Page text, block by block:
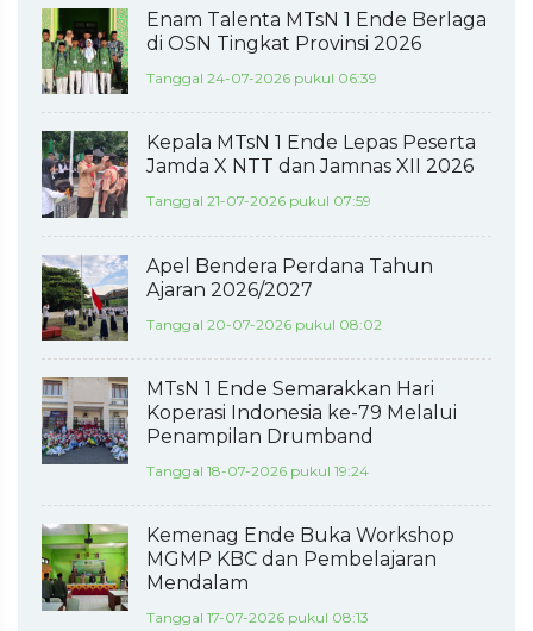
Enam Talenta MTsN 1 Ende Berlaga
di OSN Tingkat Provinsi 2026
Tanggal 24-07-2026 pukul 06:39
Kepala MTsN 1 Ende Lepas Peserta
Jamda X NTT dan Jamnas XII 2026
Tanggal 21-07-2026 pukul 07:59
Apel Bendera Perdana Tahun
Ajaran 2026/2027
Tanggal 20-07-2026 pukul 08:02
MTsN 1 Ende Semarakkan Hari
Koperasi Indonesia ke-79 Melalui
Penampilan Drumband
Tanggal 18-07-2026 pukul 19:24
Kemenag Ende Buka Workshop
MGMP KBC dan Pembelajaran
Mendalam
Tanggal 17-07-2026 pukul 08:13